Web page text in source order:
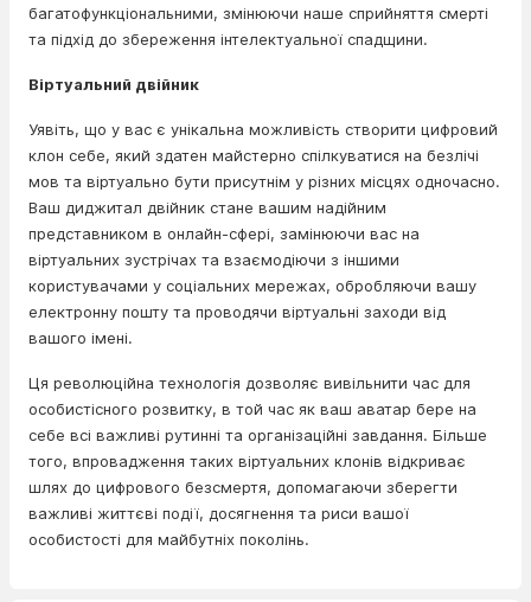
багатофункціональними, змінюючи наше сприйняття смерті
та підхід до збереження інтелектуальної спадщини.
Віртуальний двійник
Уявіть, що у вас є унікальна можливість створити цифровий
клон себе, який здатен майстерно спілкуватися на безлічі
мов та віртуально бути присутнім у різних місцях одночасно.
Ваш диджитал двійник стане вашим надійним
представником в онлайн-сфері, замінюючи вас на
віртуальних зустрічах та взаємодіючи з іншими
користувачами у соціальних мережах, обробляючи вашу
електронну пошту та проводячи віртуальні заходи від
вашого імені.
Ця революційна технологія дозволяє вивільнити час для
особистісного розвитку, в той час як ваш аватар бере на
себе всі важливі рутинні та організаційні завдання. Більше
того, впровадження таких віртуальних клонів відкриває
шлях до цифрового безсмертя, допомагаючи зберегти
важливі життєві події, досягнення та риси вашої
особистості для майбутніх поколінь.